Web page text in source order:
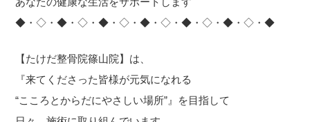
◆・◇・◆・◇・◆・◇・◆・◇・◆・◇・◆・◇・◆
【たけだ整骨院篠山院】は、
『来てくださった皆様が元気になれる
“こころとからだにやさしい場所”』を目指して